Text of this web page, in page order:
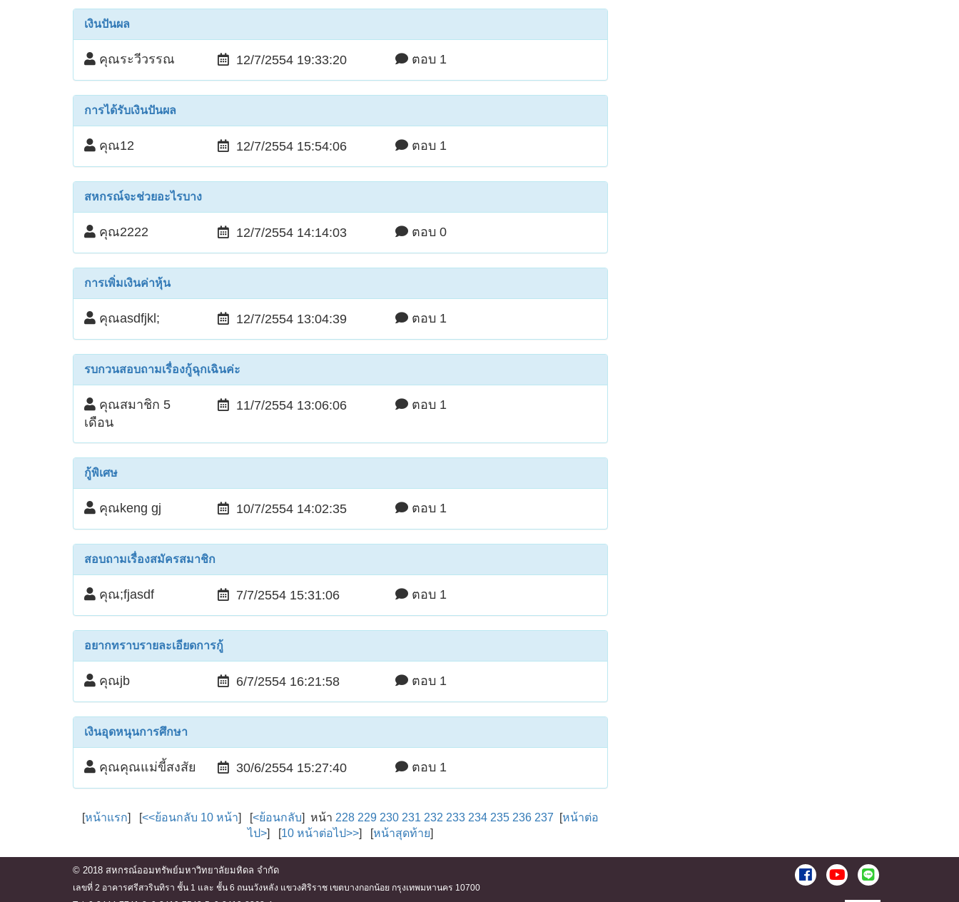
เงินปันผล
คุณระวีวรรณ 12/7/2554 19:33:20 ตอบ 1
การได้รับเงินปันผล
คุณ12 12/7/2554 15:54:06 ตอบ 1
สหกรณ์จะช่วยอะไรบาง
คุณ2222 12/7/2554 14:14:03 ตอบ 0
การเพิ่มเงินค่าหุ้น
คุณasdfjkl; 12/7/2554 13:04:39 ตอบ 1
รบกวนสอบถามเรื่องกู้ฉุกเฉินค่ะ
คุณสมาชิก 5
เดือน
11/7/2554 13:06:06 ตอบ 1
กู้พิเศษ
คุณkeng gj 10/7/2554 14:02:35 ตอบ 1
สอบถามเรื่องสมัครสมาชิก
คุณ;fjasdf 7/7/2554 15:31:06 ตอบ 1
อยากทราบรายละเอียดการกู้
คุณjb 6/7/2554 16:21:58 ตอบ 1
เงินอุดหนุนการศึกษา
คุณคุณแม่ขี้สงสัย 30/6/2554 15:27:40 ตอบ 1
[หน้าแรก] [<<ย้อนกลับ 10 หน้า] [<ย้อนกลับ] หน้า 228 229 230 231 232 233 234 235 236 237 [หน้าต่อ
ไป>] [10 หน้าต่อไป>>] [หน้าสุดท้าย]
© 2018 สหกรณ์ออมทรัพย์มหาวิทยาลัยมหิดล จำกัด
เลขที่ 2 อาคารศรีสวรินทิรา ชั้น 1 และ ชั้น 6 ถนนวังหลัง แขวงศิริราช เขตบางกอกน้อย กรุงเทพมหานคร 10700